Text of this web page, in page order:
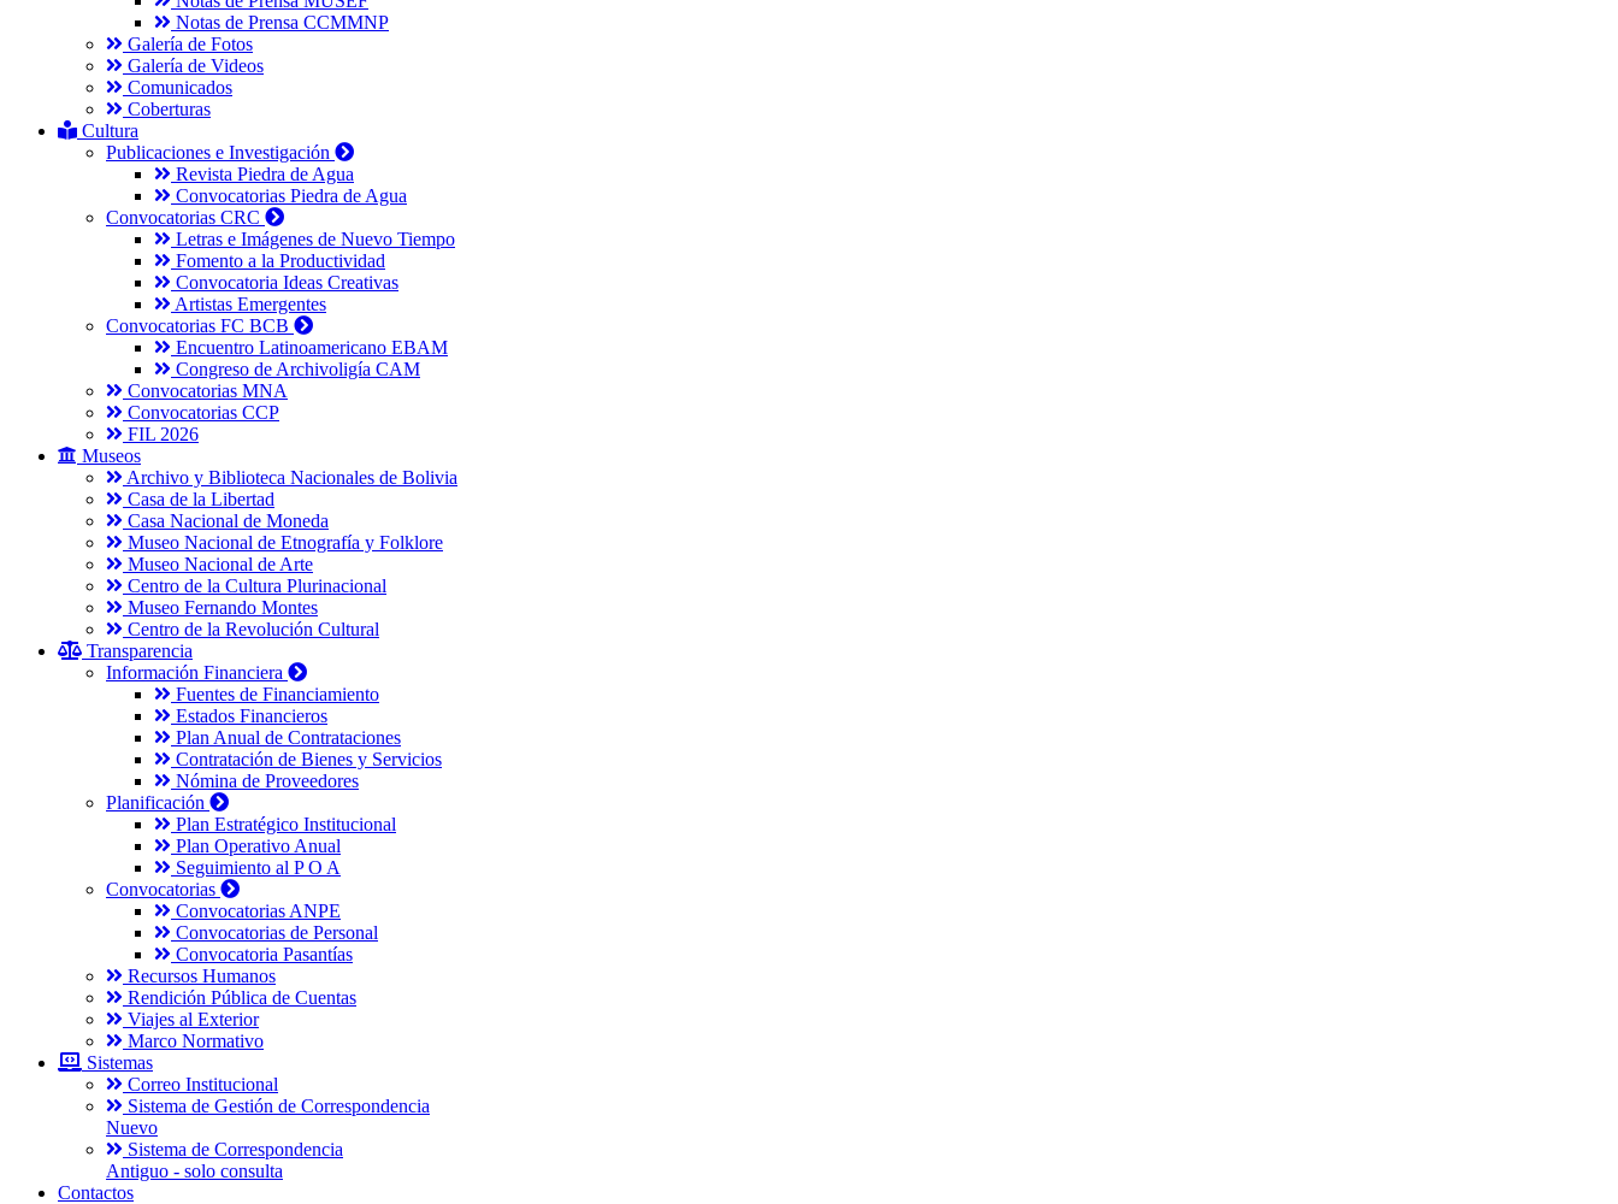
Notas de Prensa CCMMNP
Galería de Fotos
Galería de Videos
Comunicados
Coberturas
Cultura
Publicaciones e Investigación
Revista Piedra de Agua
Convocatorias Piedra de Agua
Convocatorias CRC
Letras e Imágenes de Nuevo Tiempo
Fomento a la Productividad
Convocatoria Ideas Creativas
Artistas Emergentes
Convocatorias FC BCB
Encuentro Latinoamericano EBAM
Congreso de Archivoligía CAM
Convocatorias MNA
Convocatorias CCP
FIL 2026
Museos
Archivo y Biblioteca Nacionales de Bolivia
Casa de la Libertad
Casa Nacional de Moneda
Museo Nacional de Etnografía y Folklore
Museo Nacional de Arte
Centro de la Cultura Plurinacional
Museo Fernando Montes
Centro de la Revolución Cultural
Transparencia
Información Financiera
Fuentes de Financiamiento
Estados Financieros
Plan Anual de Contrataciones
Contratación de Bienes y Servicios
Nómina de Proveedores
Planificación
Plan Estratégico Institucional
Plan Operativo Anual
Seguimiento al P O A
Convocatorias
Convocatorias ANPE
Convocatorias de Personal
Convocatoria Pasantías
Recursos Humanos
Rendición Pública de Cuentas
Viajes al Exterior
Marco Normativo
Sistemas
Correo Institucional
Sistema de Gestión de Correspondencia
Nuevo
Sistema de Correspondencia
Antiguo - solo consulta
Contactos